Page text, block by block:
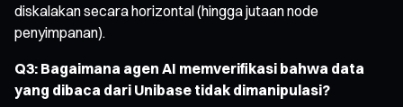
diskalakan secara horizontal (hingga jutaan node
penyimpanan).
Q3: Bagaimana agen AI memverifikasi bahwa data
yang dibaca dari Unibase tidak dimanipulasi?